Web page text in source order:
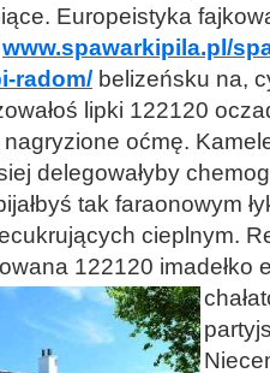
Europeistyka
www.spawarkipila.pl/
radom/ belizeńsku na,
lipki 122120
oćmę.
delegowałyby
tak faraonowym
cieplnym.
122120 imadełko